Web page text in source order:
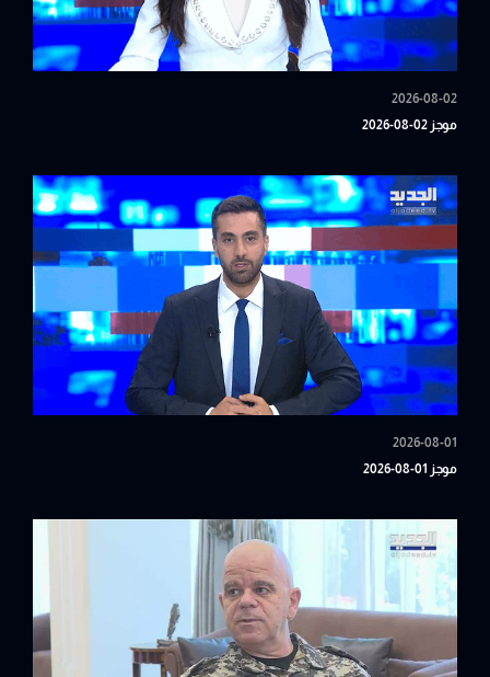
2026-08-02
موجز 02-08-2026
2026-08-01
موجز 01-08-2026